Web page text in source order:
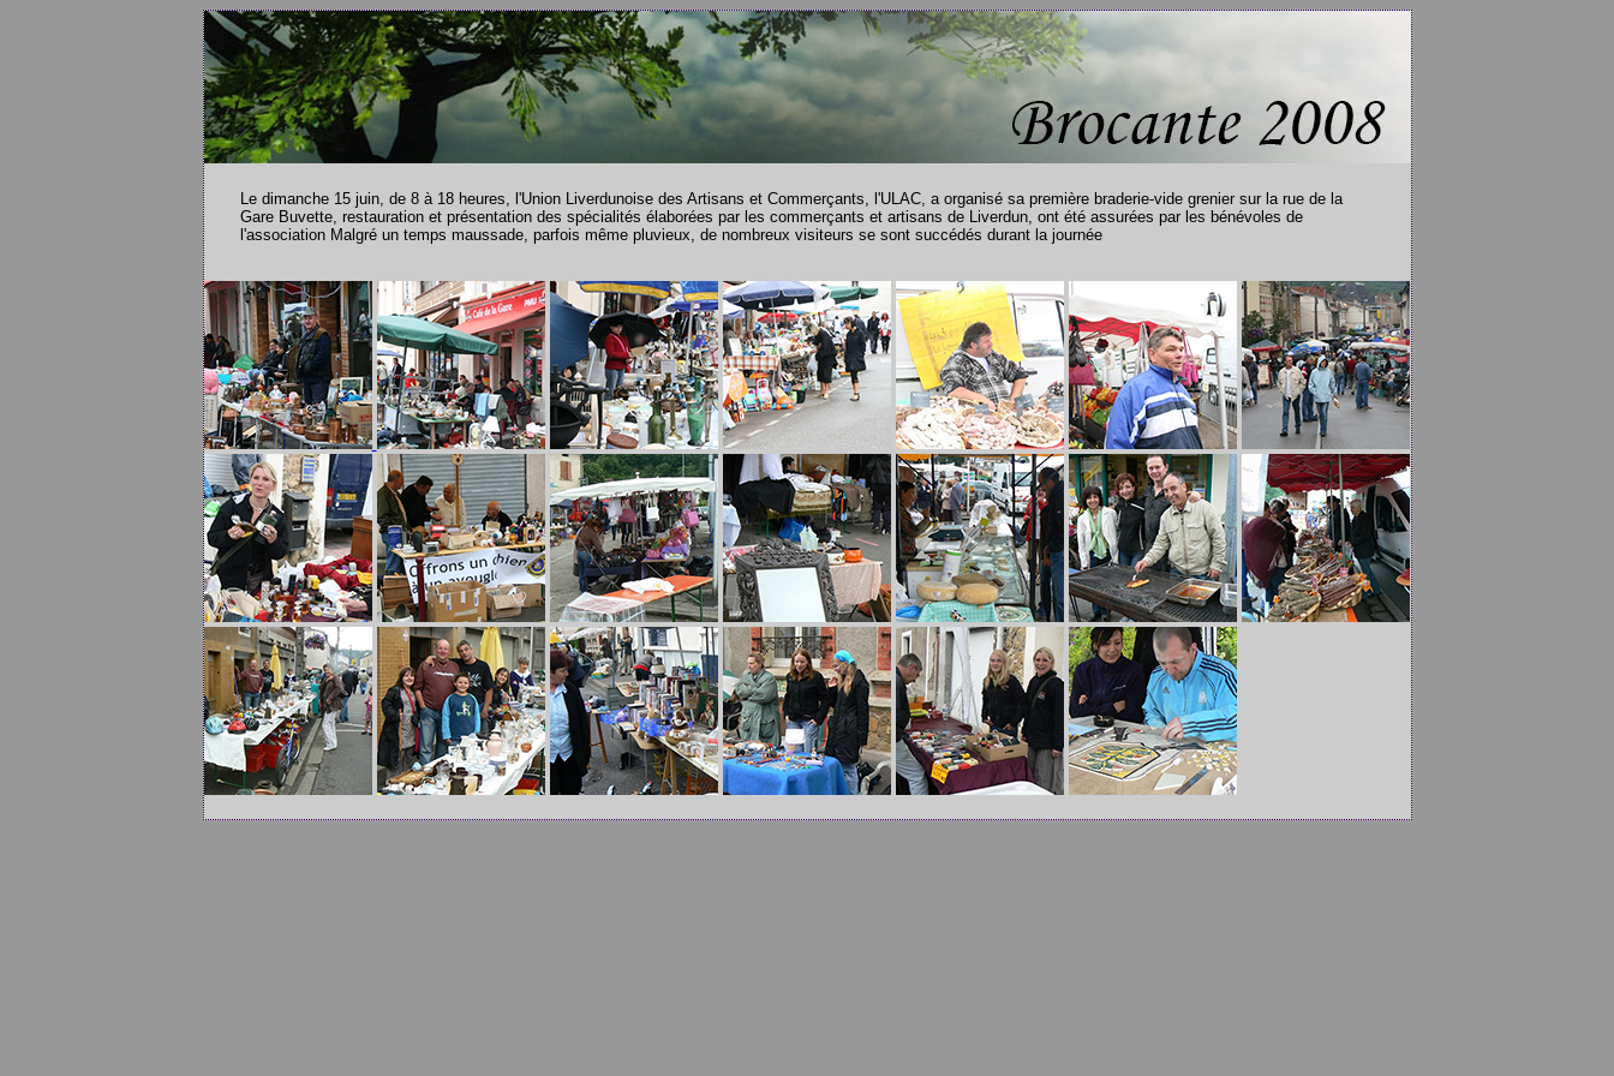
Le dimanche 15 juin, de 8 à 18 heures, l'Union Liverdunoise des Artisans et Commerçants, l'ULAC, a organisé sa première braderie-vide grenier sur la rue de la
Gare Buvette, restauration et présentation des spécialités élaborées par les commerçants et artisans de Liverdun, ont été assurées par les bénévoles de
l'association Malgré un temps maussade, parfois même pluvieux, de nombreux visiteurs se sont succédés durant la journée